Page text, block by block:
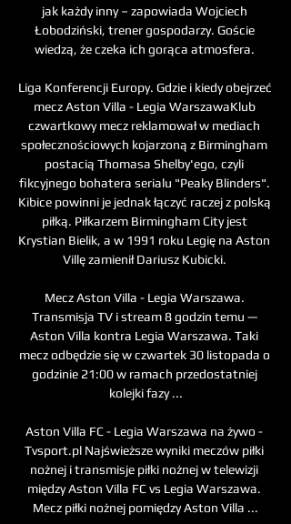
jak każdy inny – zapowiada Wojciech
Łobodziński, trener gospodarzy. Goście
wiedzą, że czeka ich gorąca atmosfera.
Liga Konferencji Europy. Gdzie i kiedy obejrzeć
mecz Aston Villa - Legia WarszawaKlub
czwartkowy mecz reklamował w mediach
społecznościowych kojarzoną z Birmingham
postacią Thomasa Shelby'ego, czyli
fikcyjnego bohatera serialu "Peaky Blinders".
Kibice powinni je jednak łączyć raczej z polską
piłką. Piłkarzem Birmingham City jest
Krystian Bielik, a w 1991 roku Legię na Aston
Villę zamienił Dariusz Kubicki.
Mecz Aston Villa - Legia Warszawa.
Transmisja TV i stream 8 godzin temu —
Aston Villa kontra Legia Warszawa. Taki
mecz odbędzie się w czwartek 30 listopada o
godzinie 21:00 w ramach przedostatniej
kolejki fazy ...
Aston Villa FC - Legia Warszawa na żywo -
Tvsport.pl Najświeższe wyniki meczów piłki
nożnej i transmisje piłki nożnej w telewizji
między Aston Villa FC vs Legia Warszawa.
Mecz piłki nożnej pomiędzy Aston Villa ...